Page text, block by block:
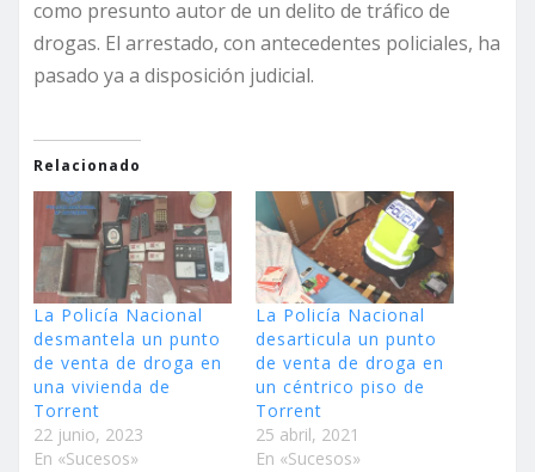
como presunto autor de un delito de tráfico de
drogas. El arrestado, con antecedentes policiales, ha
pasado ya a disposición judicial.
Relacionado
La Policía Nacional
desmantela un punto
de venta de droga en
una vivienda de
Torrent
22 junio, 2023
En «Sucesos»
La Policía Nacional
desarticula un punto
de venta de droga en
un céntrico piso de
Torrent
25 abril, 2021
En «Sucesos»